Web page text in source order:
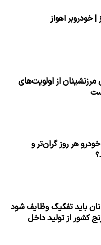
| خودروبر اهواز
از اولویت‌های
هر روز گران‌تر و
باید تفکیک وظایف شود
برنج کشور از تولید داخل